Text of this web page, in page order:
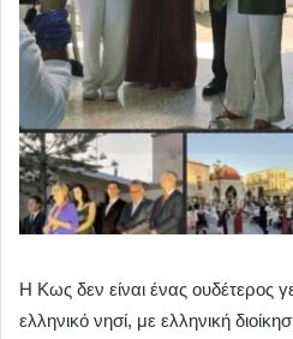
Η Κως δεν είναι ένας ουδέτερος
ελληνικό νησί, με ελληνική